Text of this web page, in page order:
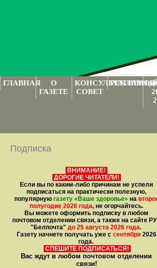
ГЛАВНАЯ
О
ГАЗЕТЕ
СОВЕТ
Подписка
ВНИМАНИЕ!
ДОРОГИЕ ЧИТАТЕЛИ!
Если вы по каким-либо причинам не успели
подписаться на практически полезную,
популярную газету «Ваше здоровье» на
полугодие 2026 года, не огорчайтесь.
Вы можете оформить подписку в любом
почтовом отделении связи, а также на сайте
"Белпочта" до 25 августа 2026 года.
Газету начнете получать уже с сентября2026
года.
СПЕШИТЕ ПОДПИСАТЬСЯ!
Вас ждут в любом почтовом отделении
связи!